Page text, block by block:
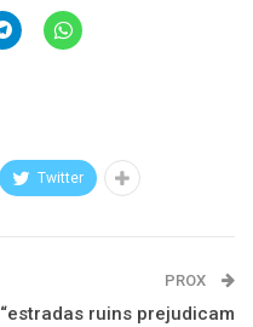
Clique
para
Clique
para
Twitter
PROX
“estradas ruins prejudicam